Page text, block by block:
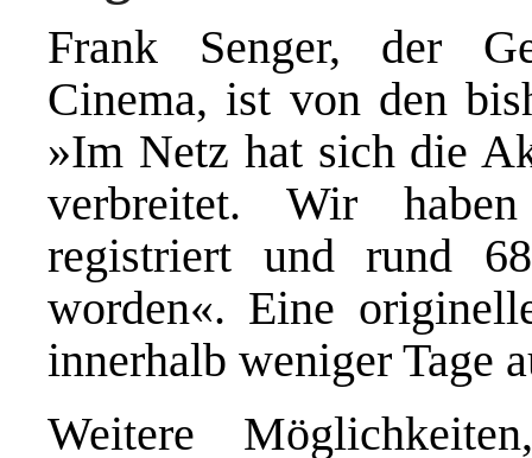
Frank Senger, der
Cinema, ist von den
»Im Netz hat sich die
verbreitet. Wir
registriert und rund
worden«. Eine
innerhalb weniger Tage
Weitere